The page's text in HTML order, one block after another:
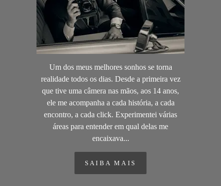
Um dos meus melhores sonhos se torna
realidade todos os dias. Desde a primeira vez
que tive uma câmera nas mãos, aos 14 anos,
ele me acompanha a cada história, a cada
encontro, a cada click. Experimentei várias
áreas para entender em qual delas me
encaixava...
SAIBA MAIS